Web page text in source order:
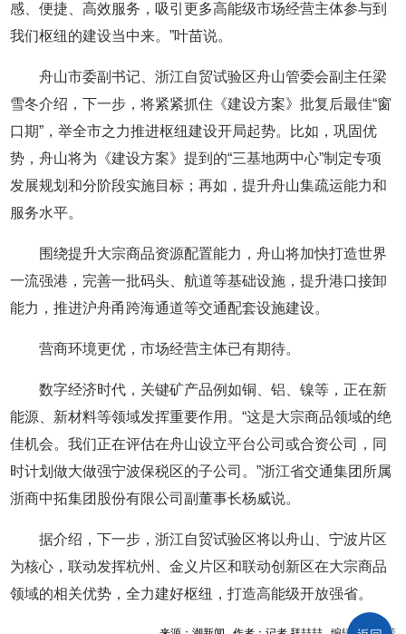
感、便捷、高效服务，吸引更多高能级市场经营主体参与到
我们枢纽的建设当中来。”叶苗说。
舟山市委副书记、浙江自贸试验区舟山管委会副主任梁
雪冬介绍，下一步，将紧紧抓住《建设方案》批复后最佳“窗
口期”，举全市之力推进枢纽建设开局起势。比如，巩固优
势，舟山将为《建设方案》提到的“三基地两中心”制定专项
发展规划和分阶段实施目标；再如，提升舟山集疏运能力和
服务水平。
围绕提升大宗商品资源配置能力，舟山将加快打造世界
一流强港，完善一批码头、航道等基础设施，提升港口接卸
能力，推进沪舟甬跨海通道等交通配套设施建设。
营商环境更优，市场经营主体已有期待。
数字经济时代，关键矿产品例如铜、铝、镍等，正在新
能源、新材料等领域发挥重要作用。“这是大宗商品领域的绝
佳机会。我们正在评估在舟山设立平台公司或合资公司，同
时计划做大做强宁波保税区的子公司。”浙江省交通集团所属
浙商中拓集团股份有限公司副董事长杨威说。
据介绍，下一步，浙江自贸试验区将以舟山、宁波片区
为核心，联动发挥杭州、金义片区和联动创新区在大宗商品
领域的相关优势，全力建好枢纽，打造高能级开放强省。